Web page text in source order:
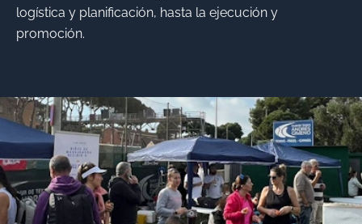
logística y planificación, hasta la ejecución y
promoción.